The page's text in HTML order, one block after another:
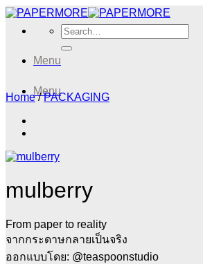
Skip
content
Search
for:
Menu
Menu
Home / PACKAGING
mulberry
From paper to reality
จากกระดาษกลายเป็นจริง
ออกแบบโดย: @teaspoonstudio